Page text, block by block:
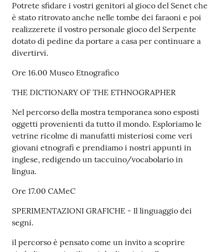
Potrete sfidare i vostri genitori al gioco del Senet che
è stato ritrovato anche nelle tombe dei faraoni e poi
realizzerete il vostro personale gioco del Serpente
dotato di pedine da portare a casa per continuare a
divertirvi.
Ore 16.00 Museo Etnografico
THE DICTIONARY OF THE ETHNOGRAPHER
Nel percorso della mostra temporanea sono esposti
oggetti provenienti da tutto il mondo. Esploriamo le
vetrine ricolme di manufatti misteriosi come veri
giovani etnografi e prendiamo i nostri appunti in
inglese, redigendo un taccuino/vocabolario in
lingua.
Ore 17.00 CAMeC
SPERIMENTAZIONI GRAFICHE - Il linguaggio dei
segni.
il percorso è pensato come un invito a scoprire